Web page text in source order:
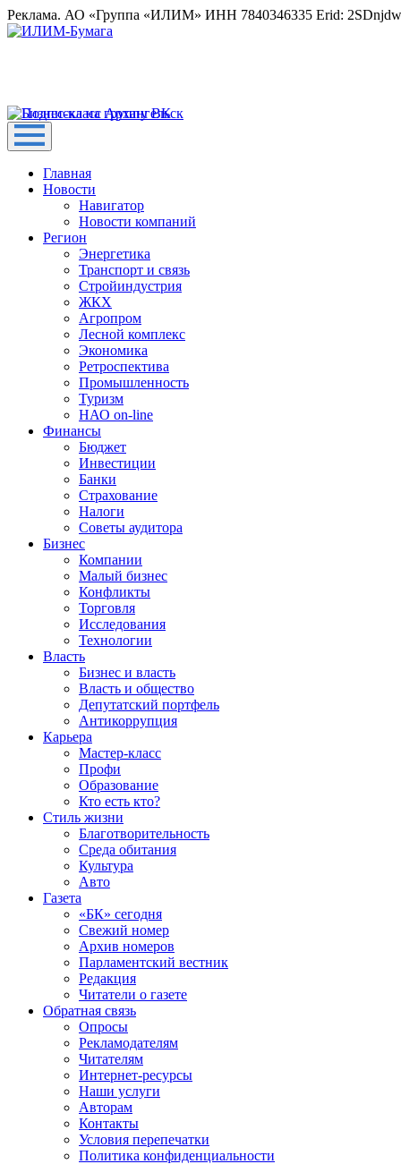
Реклама. АО «Группа «ИЛИМ» ИНН 7840346335 Erid:
Главная
Новости
Навигатор
Новости компаний
Регион
Энергетика
Транспорт и связь
Стройиндустрия
ЖКХ
Агропром
Лесной комплекс
Экономика
Ретроспектива
Промышленность
Туризм
НАО on-line
Финансы
Бюджет
Инвестиции
Банки
Страхование
Налоги
Советы аудитора
Бизнес
Компании
Малый бизнес
Конфликты
Торговля
Исследования
Технологии
Власть
Бизнес и власть
Власть и общество
Депутатский портфель
Антикоррупция
Карьера
Мастер-класс
Профи
Образование
Кто есть кто?
Стиль жизни
Благотворительность
Среда обитания
Культура
Авто
Газета
«БК» сегодня
Свежий номер
Архив номеров
Парламентский вестник
Редакция
Читатели о газете
Обратная связь
Опросы
Рекламодателям
Читателям
Интернет-ресурсы
Наши услуги
Авторам
Контакты
Условия перепечатки
Политика конфиденциальности